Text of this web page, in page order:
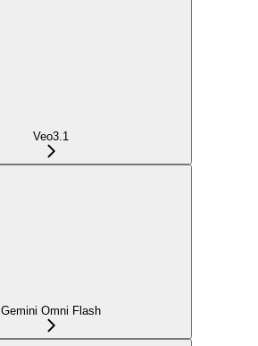
Veo3.1
Gemini Omni Flash